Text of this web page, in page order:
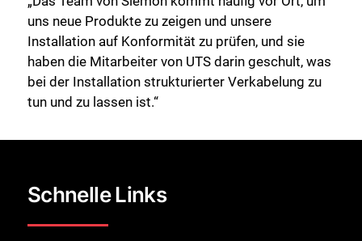
uns neue Produkte zu zeigen und unsere
Installation auf Konformität zu prüfen, und sie
haben die Mitarbeiter von UTS darin geschult, was
bei der Installation strukturierter Verkabelung zu
tun und zu lassen ist.“
Schnelle Links